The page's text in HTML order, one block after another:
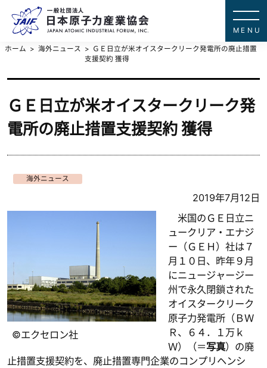
ホーム 海外ニュース
ＧＥ日立が米オイスタークリーク発電所の廃止措置
支援契約 獲得
ＧＥ日立が米オイスタークリーク発
電所の廃止措置支援契約 獲得
海外ニュース
2019年7月12日
©エクセロン社
米国のＧＥ日立ニ
ュークリア・エナジ
ー（ＧＥＨ）社は７
月１０日、昨年９月
にニュージャージー
州で永久閉鎖された
オイスタークリーク
原子力発電所（ＢＷ
Ｒ、６４．１万ｋ
Ｗ）（＝写真）の廃
止措置支援契約を、廃止措置専門企業のコンプリヘンシ